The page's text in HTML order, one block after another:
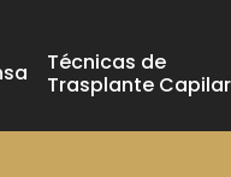
Técnicas de
Trasplante Capilar